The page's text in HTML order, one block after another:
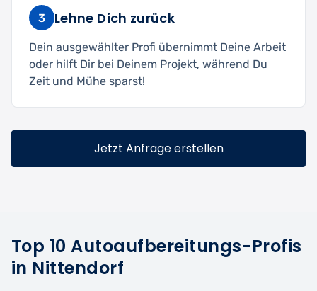
3 Lehne Dich zurück
Dein ausgewählter Profi übernimmt Deine Arbeit
oder hilft Dir bei Deinem Projekt, während Du
Zeit und Mühe sparst!
Jetzt Anfrage erstellen
Top 10 Autoaufbereitungs-Profis
in Nittendorf